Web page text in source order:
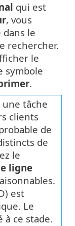
qui est
, vous
le
rechercher.
le
symbole
.
tâche
clients
de
de
le
ligne
est
Le
ce stade.